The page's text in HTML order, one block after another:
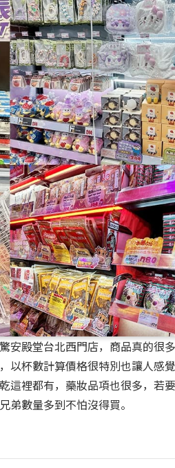
安殿堂台北西門店，商品真的很
以杯數計算價格很特別也讓人感
裡都有，藥妝品項也很多，若要
數量多到不怕沒得買。